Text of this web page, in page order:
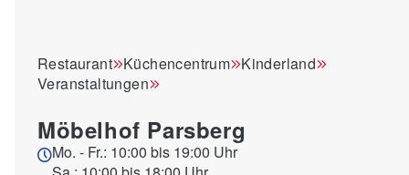
Restaurant Küchencentrum Kinderland
Veranstaltungen
Möbelhof Parsberg
Mo. - Fr.: 10:00 bis 19:00 Uhr